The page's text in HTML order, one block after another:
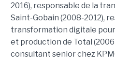
2016), responsable de la
Saint-Gobain (2008-2012),
transformation digitale
et production de Total
consultant senior chez